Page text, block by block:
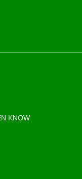
KNOW